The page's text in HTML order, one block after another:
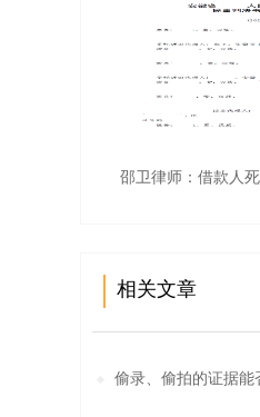
邵卫律师：借款人
相关文章